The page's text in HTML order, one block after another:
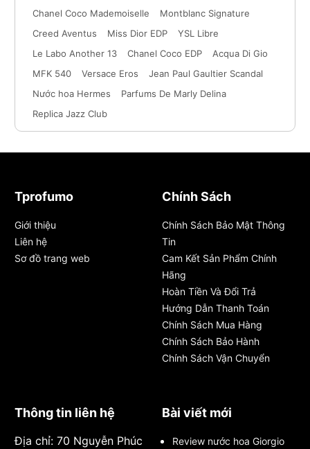
Chanel Coco Mademoiselle
Montblanc Signature
Creed Aventus
Miss Dior EDP
YSL Libre
Le Labo Another 13
Chanel Coco EDP
Acqua Di Gio
MFK 540
Versace Eros
Jean Paul Gaultier Scandal
Nước hoa Hermes
Parfums De Marly Delina
Replica Jazz Club
Tprofumo
Giới thiệu
Liên hệ
Sơ đồ trang web
Chính Sách
Chính Sách Bảo Mật Thông
Tin
Cam Kết Sản Phẩm Chính
Hãng
Hoàn Tiền Và Đổi Trả
Hướng Dẫn Thanh Toán
Chính Sách Mua Hàng
Chính Sách Bảo Hành
Chính Sách Vận Chuyển
Thông tin liên hệ
Địa chỉ: 70 Nguyễn Phúc
Bài viết mới
Review nước hoa Giorgio